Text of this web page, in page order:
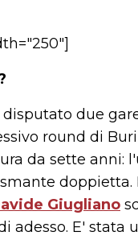
due
round di
da sette anni:
doppietta.
Giugliano
adesso. E' stata